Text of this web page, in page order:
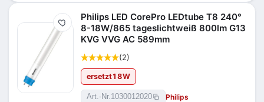
Merken
Philips LED CorePro LEDtube T8 240°
8-18W/865 tageslichtweiß 800lm G13
KVG VVG AC 589mm
(2)
ersetzt18W
Art.-Nr.1030012020 Philips